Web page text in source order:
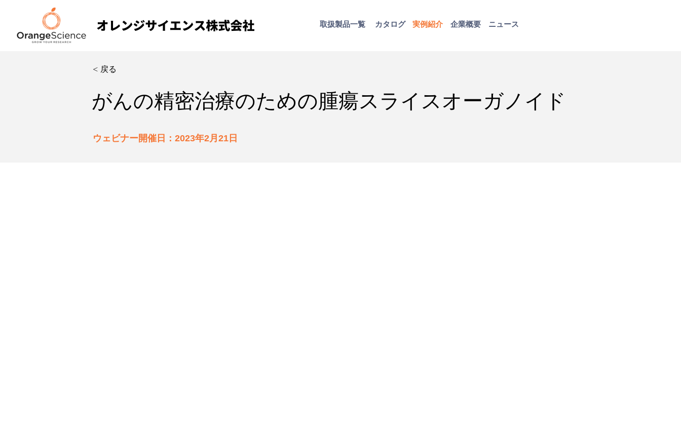
取扱​製品一覧 ​実例紹介
カタログ 企業概要 ニュース
< 戻る
がんの精密治療のための腫瘍スライスオーガノイド
ウェビナー開催日：2023年2月21日